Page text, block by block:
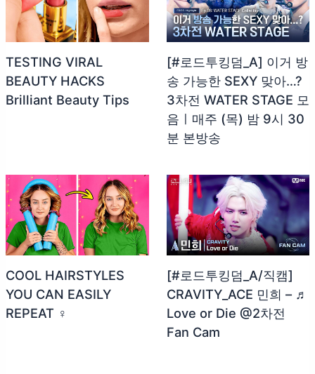
TESTING VIRAL
BEAUTY HACKS
Brilliant Beauty Tips
[#로드투킹덤_A] 이거 방
송 가능한 SEXY 맞아…?
3차전 WATER STAGE 모
음ㅣ매주 (목) 밤 9시 30
분 본방송
COOL HAIRSTYLES
YOU CAN EASILY
REPEAT ‍♀️
[#로드투킹덤_A/직캠]
CRAVITY_ACE 민희 – ♬
Love or Die @2차전
Fan Cam